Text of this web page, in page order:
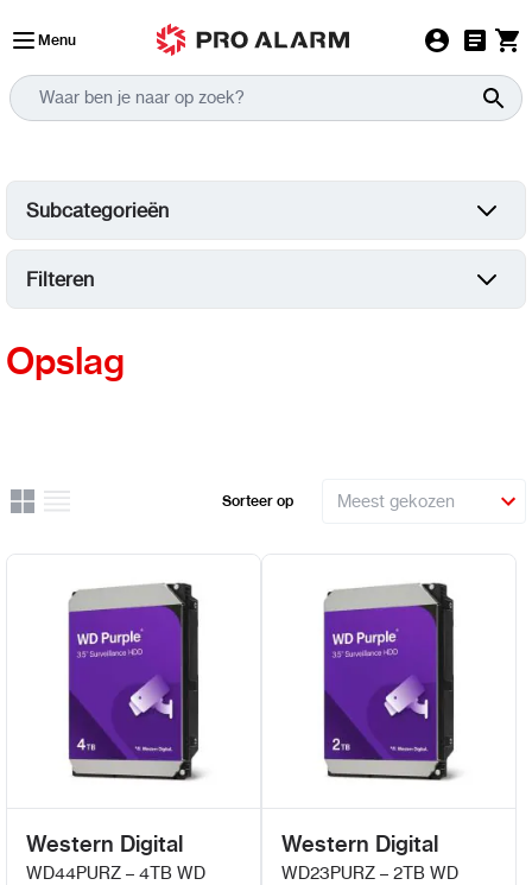
Menu
Subcategorieën
Filteren
Opslag
Uitzicht
Rooster
Lijst Sorteer op
Western Digital
WD44PURZ – 4TB WD
Western Digital
WD23PURZ – 2TB WD